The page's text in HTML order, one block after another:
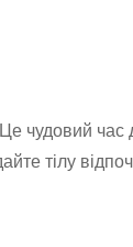
чудовий час
тілу